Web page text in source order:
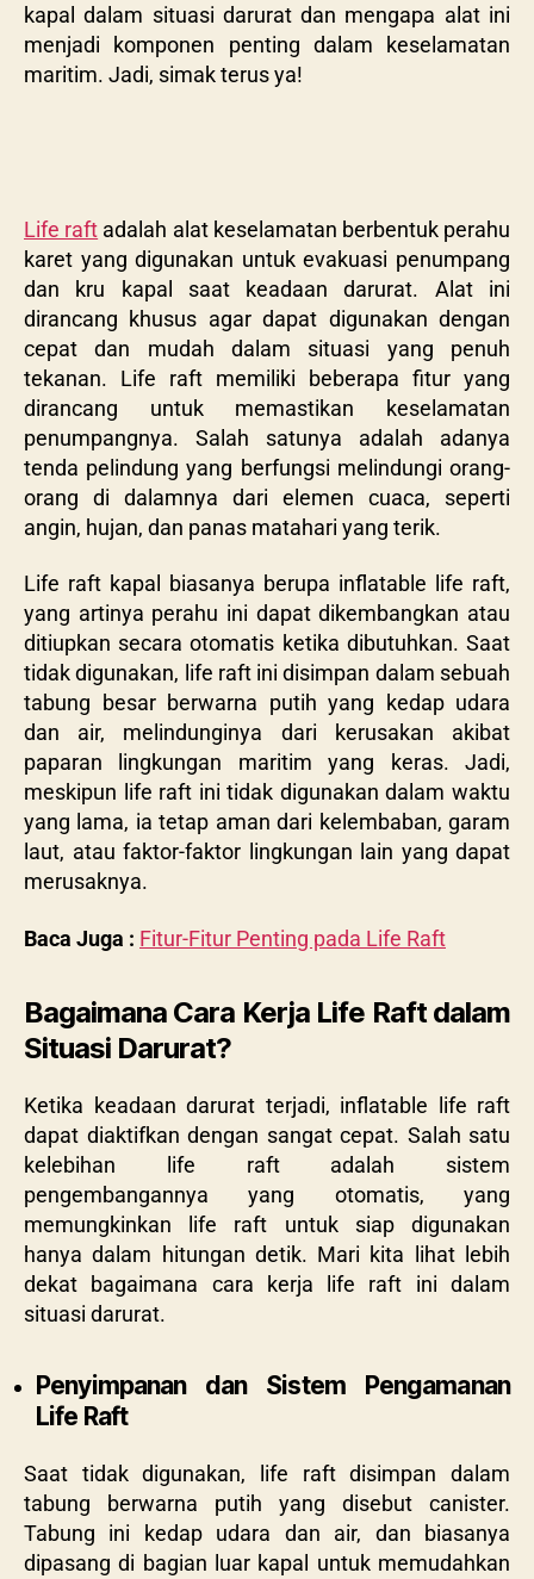
kapal dalam situasi darurat dan mengapa alat ini
menjadi komponen penting dalam keselamatan
maritim. Jadi, simak terus ya!
Life raft adalah alat keselamatan berbentuk perahu
karet yang digunakan untuk evakuasi penumpang
dan kru kapal saat keadaan darurat. Alat ini
dirancang khusus agar dapat digunakan dengan
cepat dan mudah dalam situasi yang penuh
tekanan. Life raft memiliki beberapa fitur yang
dirancang untuk memastikan keselamatan
penumpangnya. Salah satunya adalah adanya
tenda pelindung yang berfungsi melindungi orang-
orang di dalamnya dari elemen cuaca, seperti
angin, hujan, dan panas matahari yang terik.
Life raft kapal biasanya berupa inflatable life raft,
yang artinya perahu ini dapat dikembangkan atau
ditiupkan secara otomatis ketika dibutuhkan. Saat
tidak digunakan, life raft ini disimpan dalam sebuah
tabung besar berwarna putih yang kedap udara
dan air, melindunginya dari kerusakan akibat
paparan lingkungan maritim yang keras. Jadi,
meskipun life raft ini tidak digunakan dalam waktu
yang lama, ia tetap aman dari kelembaban, garam
laut, atau faktor-faktor lingkungan lain yang dapat
merusaknya.
Baca Juga : Fitur-Fitur Penting pada Life Raft
Bagaimana Cara Kerja Life Raft dalam
Situasi Darurat?
Ketika keadaan darurat terjadi, inflatable life raft
dapat diaktifkan dengan sangat cepat. Salah satu
kelebihan life raft adalah sistem
pengembangannya yang otomatis, yang
memungkinkan life raft untuk siap digunakan
hanya dalam hitungan detik. Mari kita lihat lebih
dekat bagaimana cara kerja life raft ini dalam
situasi darurat.
Penyimpanan dan Sistem Pengamanan
Life Raft
Saat tidak digunakan, life raft disimpan dalam
tabung berwarna putih yang disebut canister.
Tabung ini kedap udara dan air, dan biasanya
dipasang di bagian luar kapal untuk memudahkan